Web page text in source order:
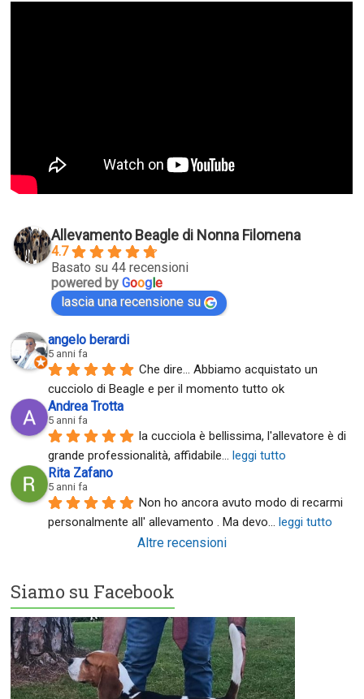
Allevamento Beagle di Nonna Filomena
4.7
Basato su 44 recensioni
powered byGoogle
lascia una recensione su
angelo berardi
5 anni fa
Che dire... Abbiamo acquistato un
cucciolo di Beagle e per il momento tutto ok
Andrea Trotta
5 anni fa
la cucciola è bellissima, l'allevatore è di
grande professionalità, affidabile... leggi tutto
Rita Zafano
5 anni fa
Non ho ancora avuto modo di recarmi
personalmente all' allevamento . Ma devo... leggi tutto
Altre recensioni
Siamo su Facebook